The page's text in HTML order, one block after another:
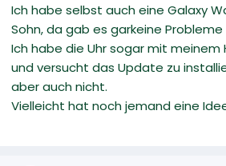
Ich habe selbst auch eine Galaxy
Sohn, da gab es garkeine
Ich habe die Uhr sogar mit meinem
und versucht das Update zu
aber auch nicht.
Vielleicht hat noch jemand eine